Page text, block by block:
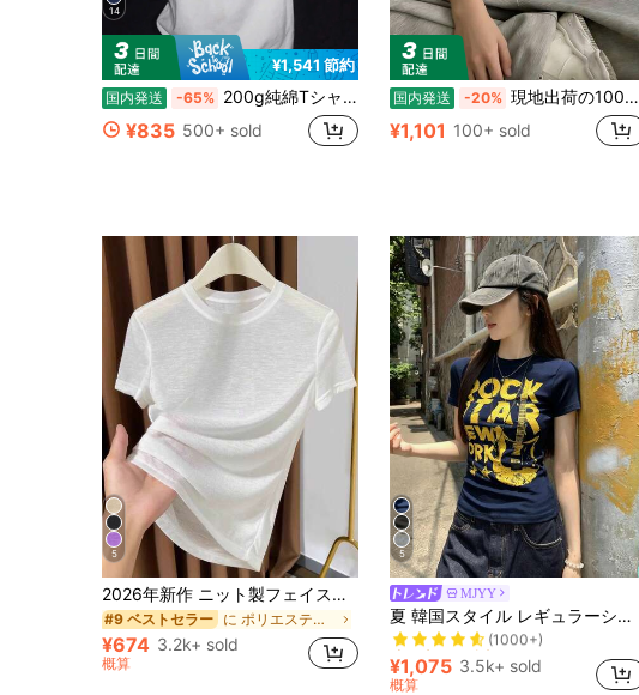
14
¥1,541 節約
国内発送 -65% 200g純綿Tシャツ2026年夏レディース新作半袖純綿ホリデー柄半袖丸首カップル着用小シャツトップス
¥835 500+ sold
国内発送 -20% 現地出荷の100%純綿200g Tシャツ、2026レディース夏ファッションプリント半袖Tシャツ、カップルスタイル、インナーにもアウターにも適し、オフィスカジュアルラウンドネックの楽しい半袖トップス。
¥1,101 100+ sold
5
2026年新作 ニット製フェイスマスク付き半袖インナーシャツ、レディース夏用薄手ラウンドネック白Tシャツカジュアル
#9 ベストセラー に ポリエステル デイリーTシャツ
¥674 3.2k+ sold
概算
5
MJYY
夏 韓国スタイル レギュラーショルダー セクシー アメリカンプリント フィッテッド カジュアル 半袖Tシャツ レディース
売り切れ間近！
(1000+)
売り切れ間近！
(1000+)
売り切れ間近！
(1000+)
売り切れ間近！
¥1,075 3.5k+ sold
概算